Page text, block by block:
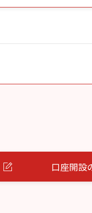
口座開設